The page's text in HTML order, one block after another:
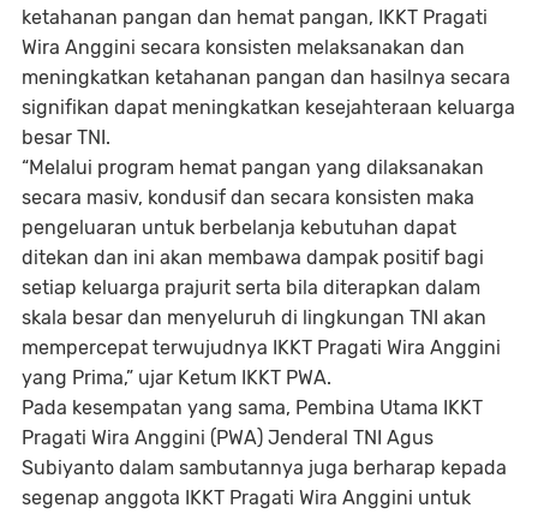
ketahanan pangan dan hemat pangan, IKKT Pragati
Wira Anggini secara konsisten melaksanakan dan
meningkatkan ketahanan pangan dan hasilnya secara
signifikan dapat meningkatkan kesejahteraan keluarga
besar TNI.
“Melalui program hemat pangan yang dilaksanakan
secara masiv, kondusif dan secara konsisten maka
pengeluaran untuk berbelanja kebutuhan dapat
ditekan dan ini akan membawa dampak positif bagi
setiap keluarga prajurit serta bila diterapkan dalam
skala besar dan menyeluruh di lingkungan TNI akan
mempercepat terwujudnya IKKT Pragati Wira Anggini
yang Prima,” ujar Ketum IKKT PWA.
Pada kesempatan yang sama, Pembina Utama IKKT
Pragati Wira Anggini (PWA) Jenderal TNI Agus
Subiyanto dalam sambutannya juga berharap kepada
segenap anggota IKKT Pragati Wira Anggini untuk